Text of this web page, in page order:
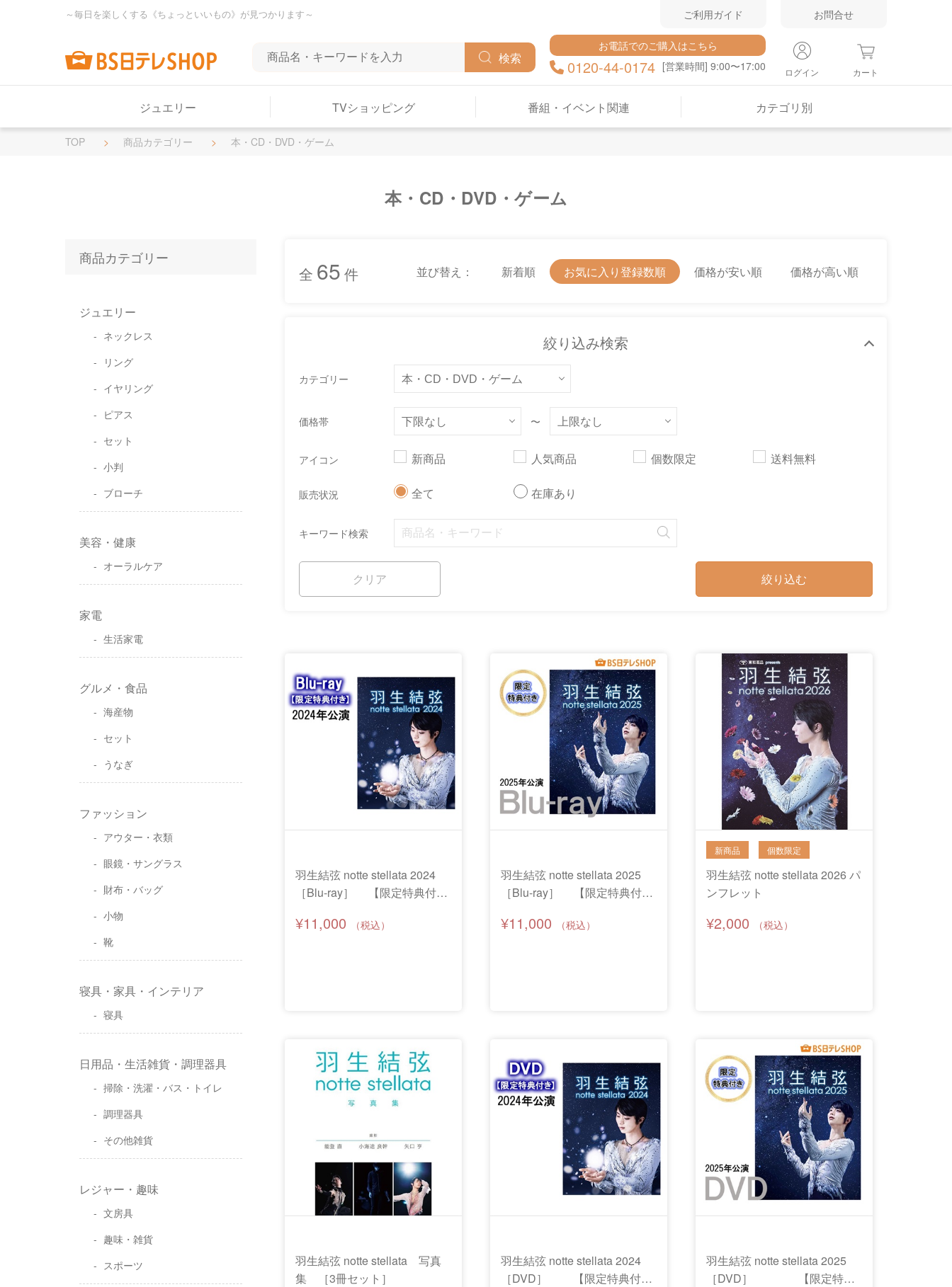
～毎日を楽しくする《ちょっといいもの》が見つかります～ ご利用ガイド お問合せ
検索
お電話でのご購入はこちら
0120-44-0174 [営業時間] 9:00〜17:00 ログイン カート
ジュエリー TVショッピング 番組・イベント関連 カテゴリ別
TOP 商品カテゴリー 本・CD・DVD・ゲーム
本・CD・DVD・ゲーム
商品カテゴリー
ジュエリー
ネックレス
リング
イヤリング
ピアス
セット
小判
ブローチ
美容・健康
オーラルケア
家電
生活家電
グルメ・食品
海産物
セット
うなぎ
ファッション
アウター・衣類
眼鏡・サングラス
財布・バッグ
小物
靴
寝具・家具・インテリア
寝具
日用品・生活雑貨・調理器具
掃除・洗濯・バス・トイレ
調理器具
その他雑貨
レジャー・趣味
文房具
趣味・雑貨
スポーツ
全 65 件 並び替え： 新着順 お気に入り登録数順 価格が安い順 価格が高い順
絞り込み検索
カテゴリー
価格帯 〜
アイコン 新商品 人気商品 個数限定 送料無料
販売状況 全て 在庫あり
キーワード検索
クリア 絞り込む
羽生結弦 notte stellata 2024
［Blu-ray］ 【限定特典付
¥11,000
羽生結弦 notte stellata 2025
［Blu-ray］ 【限定特典付
¥11,000
羽生結弦 notte stellata 2026 パ
ンフレット
¥2,000
羽生結弦 notte stellata 写真
集 ［3冊セット］
羽生結弦 notte stellata 2024
［DVD］ 【限定特典付
羽生結弦 notte stellata 2025
［DVD］ 【限定特典